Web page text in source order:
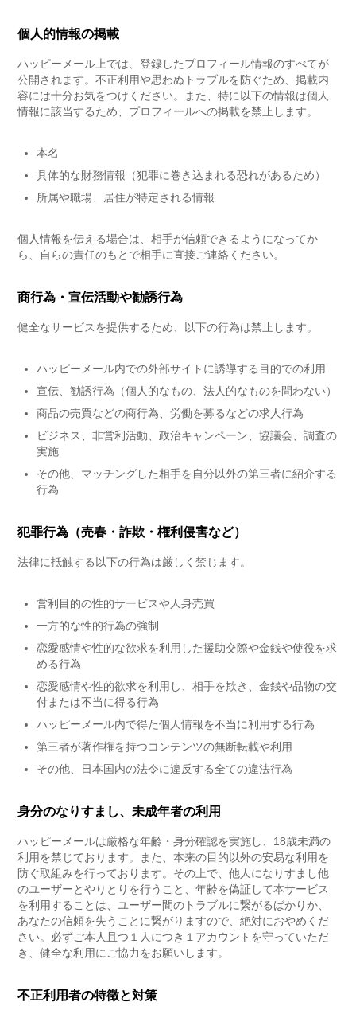
個人的情報の掲載
ハッピーメール上では、登録したプロフィール情報のすべてが
公開されます。不正利用や思わぬトラブルを防ぐため、掲載内
容には十分お気をつけください。また、特に以下の情報は個人
情報に該当するため、プロフィールへの掲載を禁止します。
本名
具体的な財務情報（犯罪に巻き込まれる恐れがあるため）
所属や職場、居住が特定される情報
個人情報を伝える場合は、相手が信頼できるようになってか
ら、自らの責任のもとで相手に直接ご連絡ください。
商行為・宣伝活動や勧誘行為
健全なサービスを提供するため、以下の行為は禁止します。
ハッピーメール内での外部サイトに誘導する目的での利用
宣伝、勧誘行為（個人的なもの、法人的なものを問わない）
商品の売買などの商行為、労働を募るなどの求人行為
ビジネス、非営利活動、政治キャンペーン、協議会、調査の
実施
その他、マッチングした相手を自分以外の第三者に紹介する
行為
犯罪行為（売春・詐欺・権利侵害など）
法律に抵触する以下の行為は厳しく禁じます。
営利目的の性的サービスや人身売買
一方的な性的行為の強制
恋愛感情や性的な欲求を利用した援助交際や金銭や使役を求
める行為
恋愛感情や性的欲求を利用し、相手を欺き、金銭や品物の交
付または不当に得る行為
ハッピーメール内で得た個人情報を不当に利用する行為
第三者が著作権を持つコンテンツの無断転載や利用
その他、日本国内の法令に違反する全ての違法行為
身分のなりすまし、未成年者の利用
ハッピーメールは厳格な年齢・身分確認を実施し、18歳未満の
利用を禁じております。また、本来の目的以外の安易な利用を
防ぐ取組みを行っております。その上で、他人になりすまし他
のユーザーとやりとりを行うこと、年齢を偽証して本サービス
を利用することは、ユーザー間のトラブルに繋がるばかりか、
あなたの信頼を失うことに繋がりますので、絶対におやめくだ
さい。必ずご本人且つ１人につき１アカウントを守っていただ
き、健全な利用にご協力をお願いします。
不正利用者の特徴と対策